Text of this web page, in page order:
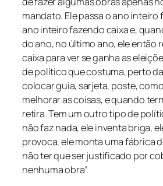
mandato. Ele passa o ano inteiro
ano inteiro fazendo caixa e,
do ano, no último ano, ele então
caixa para ver se ganha as
de político que costuma, perto
colocar guia, sarjeta, poste,
melhorar as coisas, e quando
retira. Tem um outro tipo de
não faz nada, ele inventa briga,
provoca, ele monta uma fábrica
não ter que ser justificado por
nenhuma obra”.